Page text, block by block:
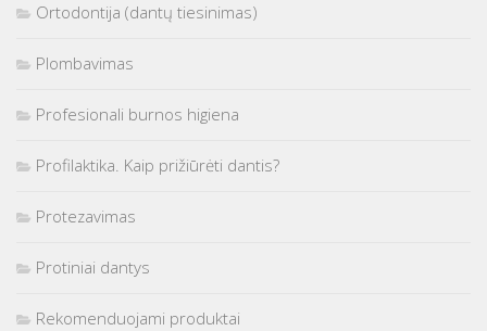
Ortodontija (dantų tiesinimas)
Plombavimas
Profesionali burnos higiena
Profilaktika. Kaip prižiūrėti dantis?
Protezavimas
Protiniai dantys
Rekomenduojami produktai